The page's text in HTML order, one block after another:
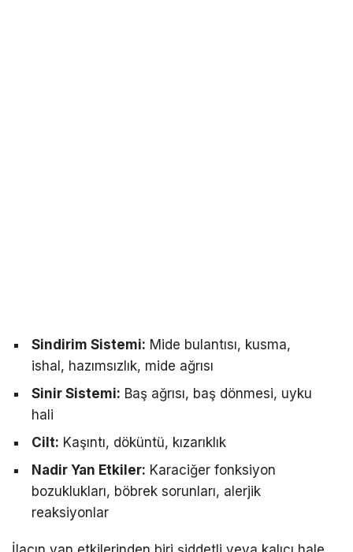
Sindirim Sistemi: Mide bulantısı, kusma,
ishal, hazımsızlık, mide ağrısı
Sinir Sistemi: Baş ağrısı, baş dönmesi, uyku
hali
Cilt: Kaşıntı, döküntü, kızarıklık
Nadir Yan Etkiler: Karaciğer fonksiyon
bozuklukları, böbrek sorunları, alerjik
reaksiyonlar